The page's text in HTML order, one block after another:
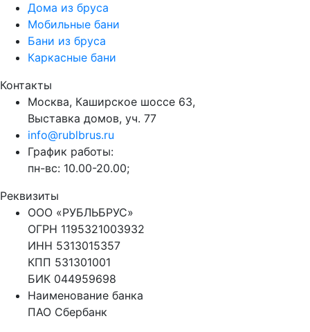
Дома из бруса
Мобильные бани
Бани из бруса
Каркасные бани
Контакты
Москва, Каширское шоссе 63,
Выставка домов, уч. 77
info@rublbrus.ru
График работы:
пн-вс: 10.00-20.00;
Реквизиты
ООО «РУБЛЬБРУС»
ОГРН 1195321003932
ИНН 5313015357
КПП 531301001
БИК 044959698
Наименование банка
ПАО Сбербанк